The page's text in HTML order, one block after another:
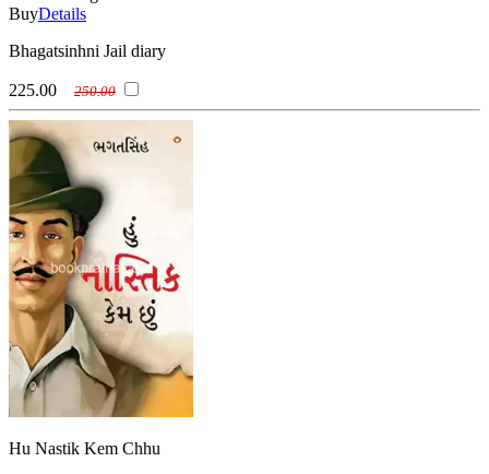
BuyDetails
Bhagatsinhni Jail diary
225.00 250.00
Hu Nastik Kem Chhu